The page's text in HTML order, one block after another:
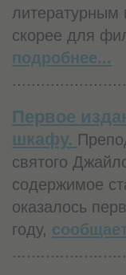
литературным
скорее для
подробнее...
Первое
шкафу.
святого
содержимое
оказалось
году,